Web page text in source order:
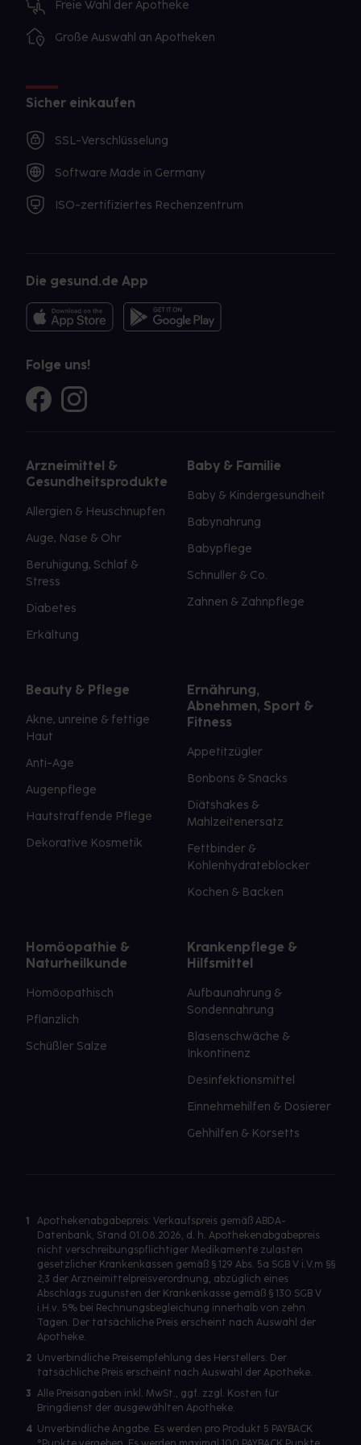
Freie Wahl der Apotheke
Große Auswahl an Apotheken
Sicher einkaufen
SSL-Verschlüsselung
Software Made in Germany
ISO-zertifiziertes Rechenzentrum
Die gesund.de App
Folge uns!
Arzneimittel &
Gesundheitsprodukte
Allergien & Heuschnupfen
Auge, Nase & Ohr
Beruhigung, Schlaf &
Stress
Diabetes
Erkältung
Baby & Familie
Baby & Kindergesundheit
Babynahrung
Babypflege
Schnuller & Co.
Zahnen & Zahnpflege
Beauty & Pflege
Akne, unreine & fettige
Haut
Anti-Age
Augenpflege
Hautstraffende Pflege
Dekorative Kosmetik
Ernährung,
Abnehmen, Sport &
Fitness
Appetitzügler
Bonbons & Snacks
Diätshakes &
Mahlzeitenersatz
Fettbinder &
Kohlenhydrateblocker
Kochen & Backen
Homöopathie &
Naturheilkunde
Homöopathisch
Pflanzlich
Schüßler Salze
Krankenpflege &
Hilfsmittel
Aufbaunahrung &
Sondennahrung
Blasenschwäche &
Inkontinenz
Desinfektionsmittel
Einnehmehilfen & Dosierer
Gehhilfen & Korsetts
1
Apothekenabgabepreis: Verkaufspreis gemäß ABDA-
Datenbank, Stand 01.08.2026, d. h. Apothekenabgabepreis
nicht verschreibungspflichtiger Medikamente zulasten
gesetzlicher Krankenkassen gemäß § 129 Abs. 5a SGB V i.V.m §§
2,3 der Arzneimittelpreisverordnung, abzüglich eines
Abschlags zugunsten der Krankenkasse gemäß § 130 SGB V
i.H.v. 5% bei Rechnungsbegleichung innerhalb von zehn
Tagen. Der tatsächliche Preis erscheint nach Auswahl der
Apotheke.
2 Unverbindliche Preisempfehlung des Herstellers. Der
tatsächliche Preis erscheint nach Auswahl der Apotheke.
3 Alle Preisangaben inkl. MwSt., ggf. zzgl. Kosten für
Bringdienst der ausgewählten Apotheke.
4 Unverbindliche Angabe. Es werden pro Produkt 5 PAYBACK